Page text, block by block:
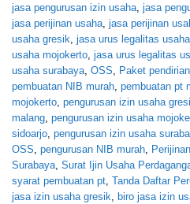
jasa pengurusan izin usaha, jasa
jasa perijinan usaha, jasa perijinan
usaha gresik, jasa urus legalitas
usaha mojokerto, jasa urus legalitas
usaha surabaya, OSS, Paket
pembuatan NIB murah, pembuatan pt
mojokerto, pengurusan izin usaha
malang, pengurusan izin usaha
sidoarjo, pengurusan izin usaha
OSS, pengurusan NIB murah,
Surabaya, Surat Ijin Usaha
syarat pembuatan pt, Tanda Daftar
jasa izin usaha gresik, biro jasa izin